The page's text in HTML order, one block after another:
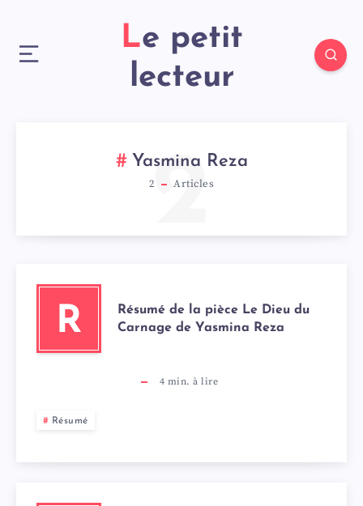
Le petit
lecteur
Yasmina Reza
2 Articles
2
R
Résumé de la pièce Le Dieu du
Carnage de Yasmina Reza
4 min. à lire
Résumé